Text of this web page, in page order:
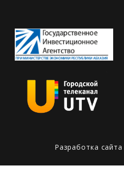
Разработка сайта